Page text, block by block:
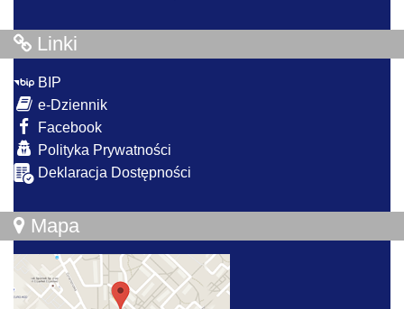
Linki
BIP
e-Dziennik
Facebook
Polityka Prywatności
Deklaracja Dostępności
Mapa